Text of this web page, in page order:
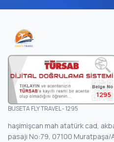
1295
BUSETA FLY TRAVEL - 1295
haşimişcan mah atatürk cad,
pasajı No:79, 07100 Muratpaşa/